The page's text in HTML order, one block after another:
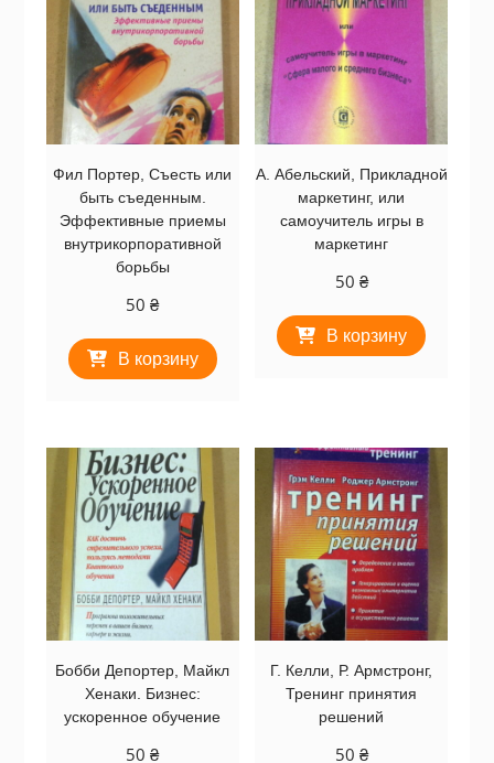
Фил Портер, Съесть или
быть съеденным.
Эффективные приемы
внутрикорпоративной
борьбы
50₴
В корзину
А. Абельский, Прикладной
маркетинг, или
самоучитель игры в
маркетинг
50 ₴
В корзину
Бобби Депортер, Майкл
Хенаки. Бизнес:
ускоренное обучение
50₴
Г. Келли, Р. Армстронг,
Тренинг принятия
решений
50 ₴